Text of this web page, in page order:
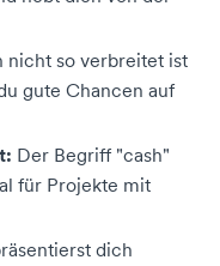
nicht so verbreitet ist
gute Chancen auf
Der Begriff "cash"
für Projekte mit
dich